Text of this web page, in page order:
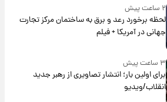
۲ ساعت پیش
لحظه برخورد رعد و برق به ساختمان مرکز تجارت
جهانی در آمریکا + فیلم
۳ ساعت پیش
برای اولین بار؛ انتشار تصاویری از رهبر جدید
انقلاب/ویدیو